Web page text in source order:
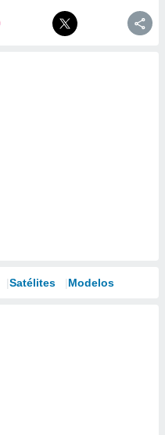
Satélites Modelos